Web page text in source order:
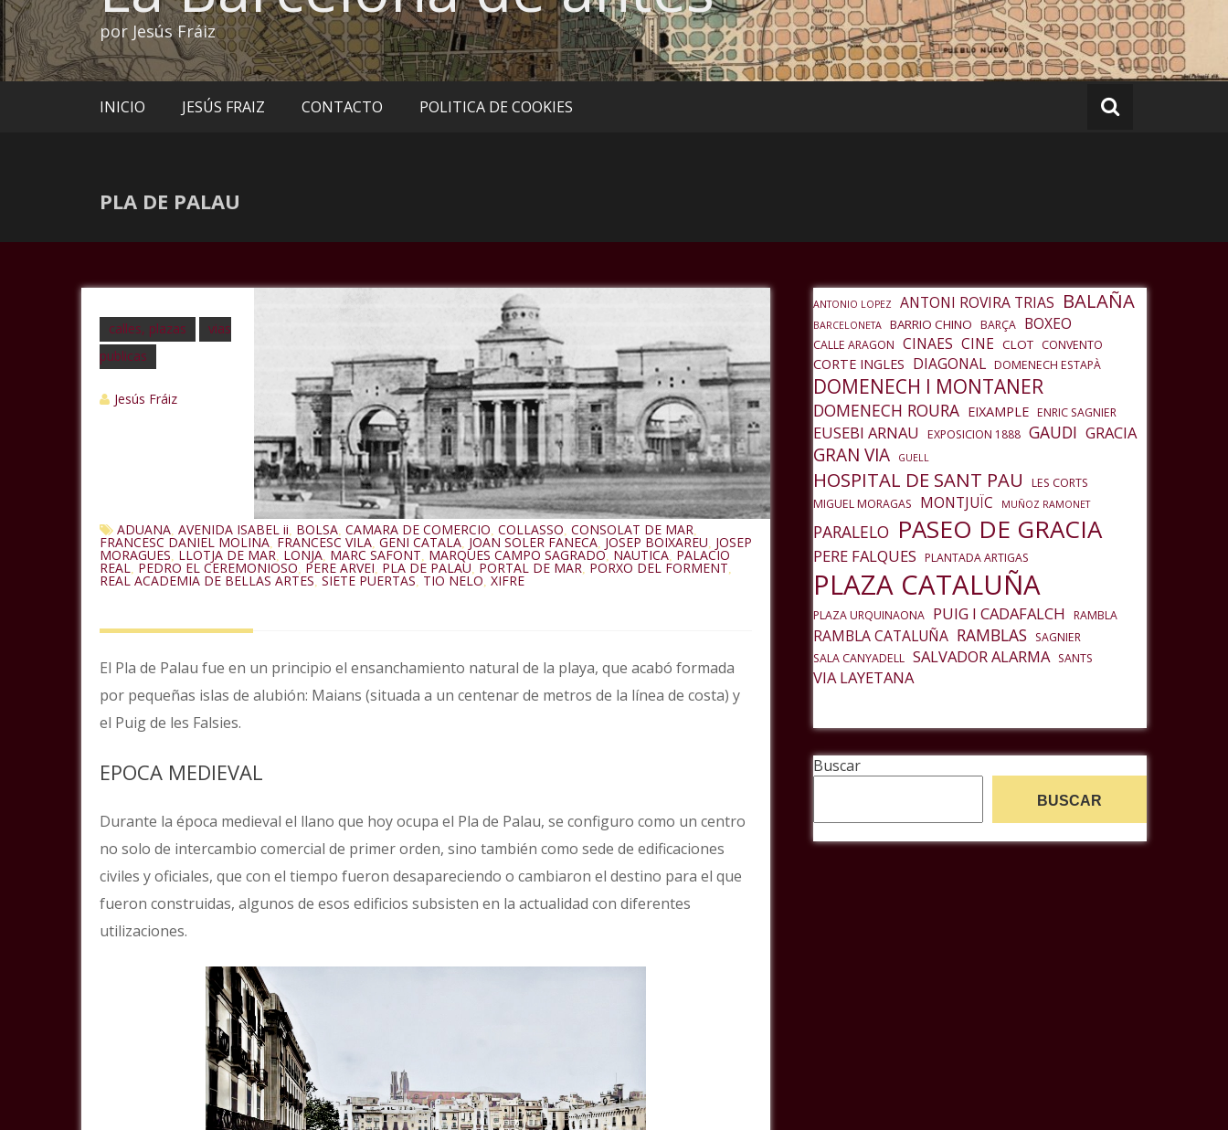
por Jesús Fráiz
INICIO JESÚS FRAIZ CONTACTO POLITICA DE COOKIES
PLA DE PALAU
calles, plazas
vias
publicas
Jesús Fráiz
ADUANA AVENIDA ISABEL ii BOLSA CAMARA DE COMERCIO COLLASSO CONSOLAT DE MAR
FRANCESC DANIEL MOLINA FRANCESC VILA GENI CATALA JOAN SOLER FANECA JOSEP BOIXAREU JOSEP
MORAGUES LLOTJA DE MAR LONJA MARC SAFONT MARQUES CAMPO SAGRADO NAUTICA PALACIO
REAL PEDRO EL CEREMONIOSO PERE ARVEI PLA DE PALAU PORTAL DE MAR PORXO DEL FORMENT
REAL ACADEMIA DE BELLAS ARTES SIETE PUERTAS TIO NELO XIFRE
El Pla de Palau fue en un principio el ensanchamiento natural de la playa, que acabó formada
por pequeñas islas de alubión: Maians (situada a un centenar de metros de la línea de costa) y
el Puig de les Falsies.
EPOCA MEDIEVAL
Durante la época medieval el llano que hoy ocupa el Pla de Palau, se configuro como un centro
no solo de intercambio comercial de primer orden, sino también como sede de edificaciones
civiles y oficiales, que con el tiempo fueron desapareciendo o cambiaron el destino para el que
fueron construidas, algunos de esos edificios subsisten en la actualidad con diferentes
utilizaciones.
ANTONIO LOPEZ ANTONI ROVIRA TRIAS BALAÑA
BARCELONETA BARRIO CHINO BARÇA BOXEO
CALLE ARAGON CINAES CINE CLOT CONVENTO
CORTE INGLES DIAGONAL DOMENECH ESTAPÀ
DOMENECH I MONTANER
DOMENECH ROURA EIXAMPLE ENRIC SAGNIER
EUSEBI ARNAU EXPOSICION 1888 GAUDI GRACIA
GRAN VIA GUELL
HOSPITAL DE SANT PAU
LES CORTS
MIGUEL MORAGAS
MONTJUÏC MUÑOZ RAMONET
PARALELO PASEO DE GRACIA
PERE FALQUES PLANTADA ARTIGAS
PLAZA CATALUÑA
PLAZA URQUINAONA PUIG I CADAFALCH RAMBLA
RAMBLA CATALUÑA RAMBLAS
SAGNIER
SALA CANYADELL SALVADOR ALARMA SANTS
VIA LAYETANA
Buscar
BUSCAR